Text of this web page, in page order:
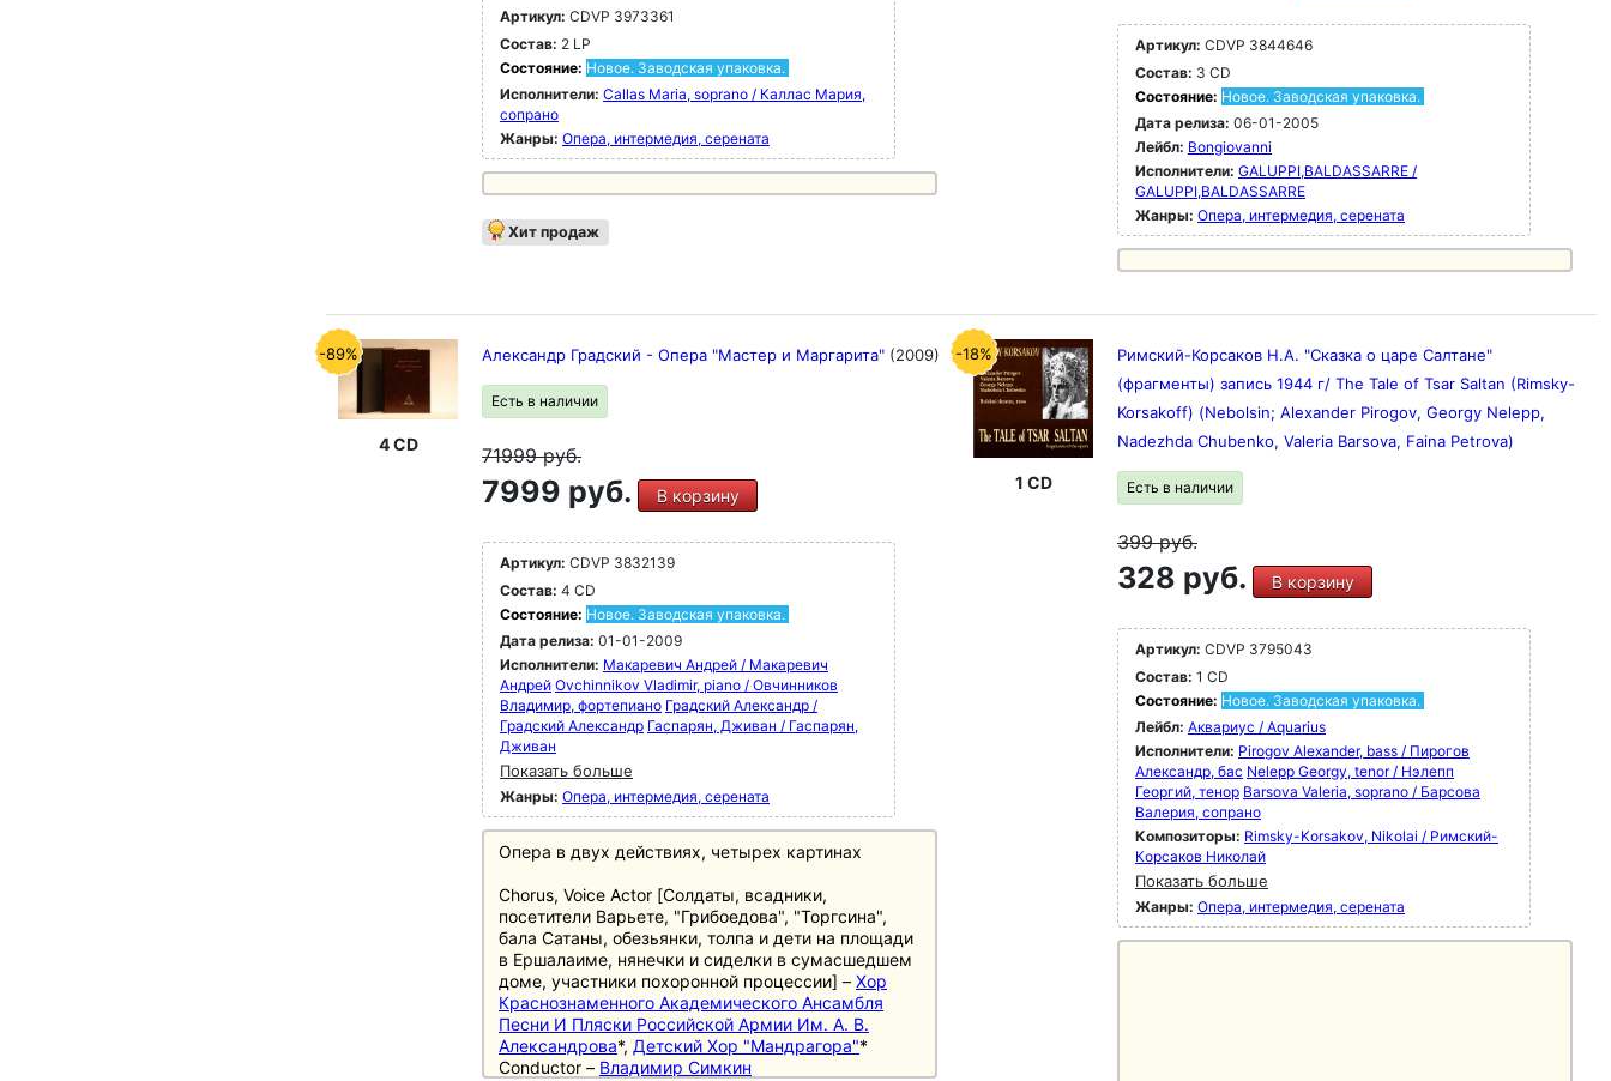
Артикул: CDVP 3973361
Состав: 2 LP
Состояние: Новое. Заводская упаковка.
Исполнители: Callas Maria, soprano / Каллас Мария,
сопрано
Жанры: Опера, интермедия, серената
Хит продаж
Артикул: CDVP 3844646
Состав: 3 CD
Состояние: Новое. Заводская упаковка.
Дата релиза: 06-01-2005
Лейбл: Bongiovanni
Исполнители: GALUPPI,BALDASSARRE /
GALUPPI,BALDASSARRE
Жанры: Опера, интермедия, серената
-89%
4 CD
Александр Градский - Опера "Мастер и Маргарита" (2009)
Есть в наличии
71999руб.
7999 руб. В корзину
Артикул: CDVP 3832139
Состав: 4 CD
Состояние: Новое. Заводская упаковка.
Дата релиза: 01-01-2009
Исполнители: Макаревич Андрей / Макаревич
Андрей Ovchinnikov Vladimir, piano / Овчинников
Владимир, фортепиано Градский Александр /
Градский Александр Гаспарян, Дживан / Гаспарян,
Дживан
Показать больше
Жанры: Опера, интермедия, серената
Опера в двух действиях, четырех картинах
Chorus, Voice Actor [Солдаты, всадники,
посетители Варьете, "Грибоедова", "Торгсина",
бала Сатаны, обезьянки, толпа и дети на площади
в Ершалаиме, нянечки и сиделки в сумасшедшем
доме, участники похоронной процессии] – Хор
Краснознаменного Академического Ансамбля
Песни И Пляски Российской Армии Им. А. В.
Александрова*, Детский Хор "Мандрагора"*
Conductor – Владимир Симкин
-18%
1 CD
Римский-Корсаков Н.А. "Сказка о царе Салтане"
(фрагменты) запись 1944 г/ The Tale of Tsar Saltan (Rimsky-
Korsakoff) (Nebolsin; Alexander Pirogov, Georgy Nelepp,
Nadezhda Chubenko, Valeria Barsova, Faina Petrova)
Есть в наличии
399руб.
328 руб. В корзину
Артикул: CDVP 3795043
Состав: 1 CD
Состояние: Новое. Заводская упаковка.
Лейбл: Аквариус / Aquarius
Исполнители: Pirogov Alexander, bass / Пирогов
Александр, бас Nelepp Georgy, tenor / Нэлепп
Георгий, тенор Barsova Valeria, soprano / Барсова
Валерия, сопрано
Композиторы: Rimsky-Korsakov, Nikolai / Римский-
Корсаков Николай
Показать больше
Жанры: Опера, интермедия, серената